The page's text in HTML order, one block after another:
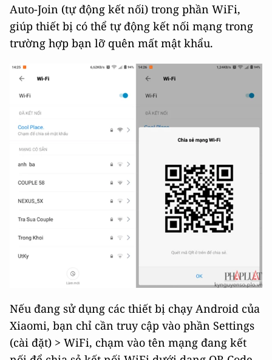
Auto-Join (tự động kết nối) trong phần WiFi,
giúp thiết bị có thể tự động kết nối mạng trong
trường hợp bạn lỡ quên mất mật khẩu.
Nếu đang sử dụng các thiết bị chạy Android của
Xiaomi, bạn chỉ cần truy cập vào phần Settings
(cài đặt) > WiFi, chạm vào tên mạng đang kết